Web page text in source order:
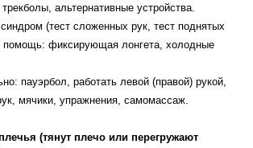
альтернативные устройства.
(тест сложенных рук, тест поднятых
помощь: фиксирующая лонгета, холодные
пауэрбол, работать левой (правой) рукой,
мячики, упражнения, самомассаж.
(тянут плечо или перегружают